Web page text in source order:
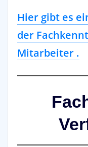
Hier gibt es
der
Mitarbeiter .